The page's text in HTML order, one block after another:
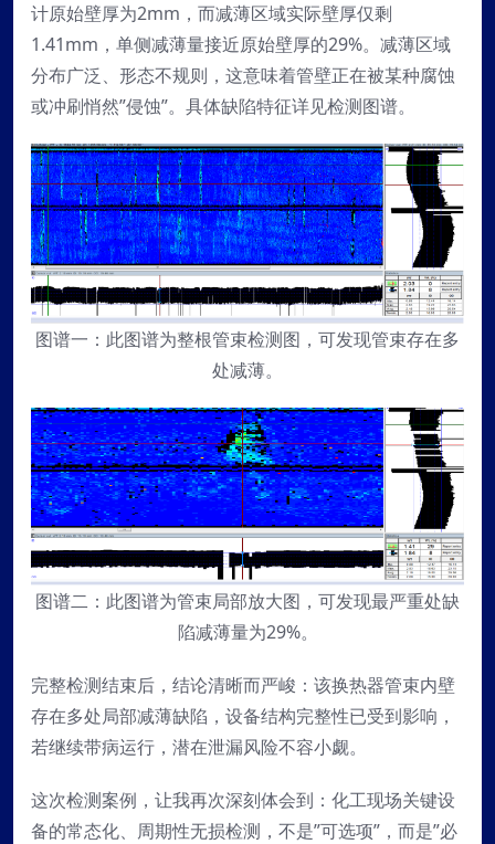
计原始壁厚为2mm，而减薄区域实际壁厚仅剩
1.41mm，单侧减薄量接近原始壁厚的29%。减薄区域
分布广泛、形态不规则，这意味着管壁正在被某种腐蚀
或冲刷悄然”侵蚀”。具体缺陷特征详见检测图谱。
图谱一：此图谱为整根管束检测图，可发现管束存在多
处减薄。
图谱二：此图谱为管束局部放大图，可发现最严重处缺
陷减薄量为29%。
完整检测结束后，结论清晰而严峻：该换热器管束内壁
存在多处局部减薄缺陷，设备结构完整性已受到影响，
若继续带病运行，潜在泄漏风险不容小觑。
这次检测案例，让我再次深刻体会到：化工现场关键设
备的常态化、周期性无损检测，不是”可选项”，而是”必